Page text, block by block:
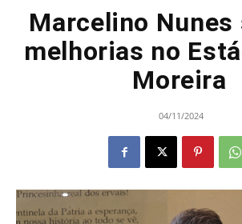
Marcelino
melhorias no
Moreira
04/11/2024